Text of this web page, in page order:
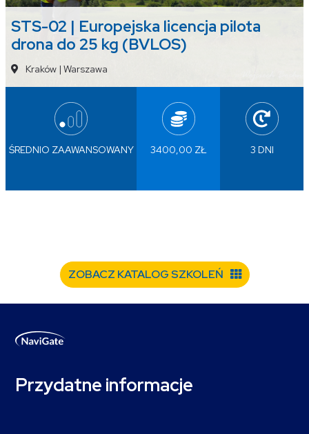
STS-02 | Europejska licencja pilota
drona do 25 kg (BVLOS)
Kraków | Warszawa
ŚREDNIO ZAAWANSOWANY 3400,00 ZŁ 3 DNI
ZOBACZ KATALOG SZKOLEŃ
Przydatne informacje